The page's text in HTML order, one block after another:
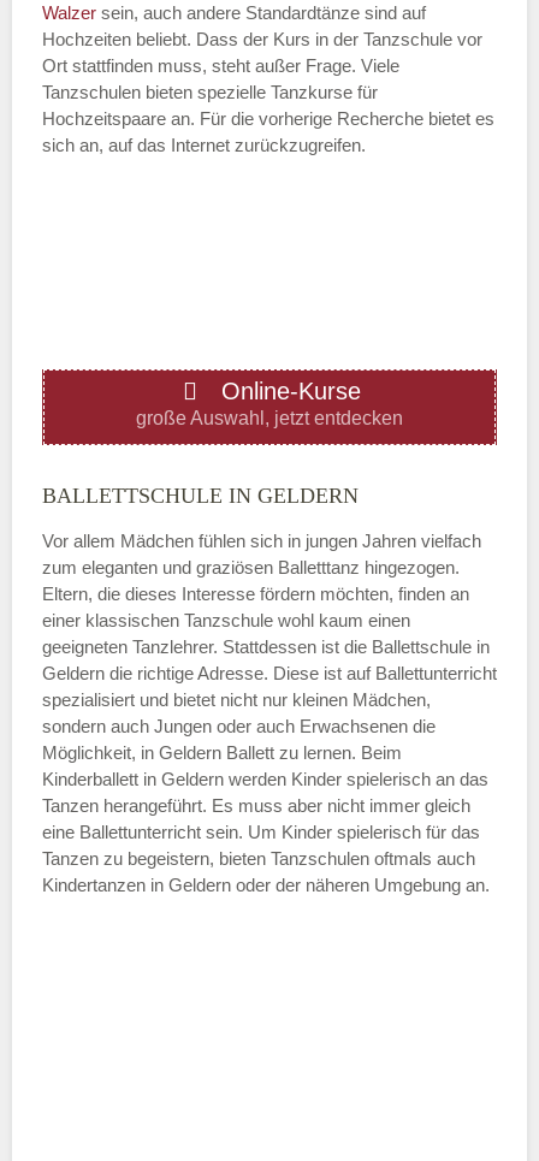
—
ÖFFNUNGSZEITEN HINZUFÜGEN
Donnerstag
—
ÖFFNUNGSZEITEN HINZUFÜGEN
Freitag
—
ÖFFNUNGSZEITEN HINZUFÜGEN
Samstag
Walzer sein, auch andere Standardtänze sind auf
Hochzeiten beliebt. Dass der Kurs in der Tanzschule vor
Ort stattfinden muss, steht außer Frage. Viele
Tanzschulen bieten spezielle Tanzkurse für
Hochzeitspaare an. Für die vorherige Recherche bietet es
sich an, auf das Internet zurückzugreifen.
Online-Kurse
große Auswahl, jetzt entdecken
BALLETTSCHULE IN GELDERN
Vor allem Mädchen fühlen sich in jungen Jahren vielfach
zum eleganten und graziösen Balletttanz hingezogen.
Eltern, die dieses Interesse fördern möchten, finden an
einer klassischen Tanzschule wohl kaum einen
geeigneten Tanzlehrer. Stattdessen ist die Ballettschule in
Geldern die richtige Adresse. Diese ist auf Ballettunterricht
spezialisiert und bietet nicht nur kleinen Mädchen,
sondern auch Jungen oder auch Erwachsenen die
Möglichkeit, in Geldern Ballett zu lernen. Beim
Kinderballett in Geldern werden Kinder spielerisch an das
Tanzen herangeführt. Es muss aber nicht immer gleich
eine Ballettunterricht sein. Um Kinder spielerisch für das
Tanzen zu begeistern, bieten Tanzschulen oftmals auch
Kindertanzen in Geldern oder der näheren Umgebung an.